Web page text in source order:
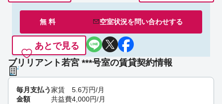
無 料 空室状況を問い合わせする
あとで見る
ブリリアント若宮 ***号室の賃貸契約情報
毎月支払う
金額
家賃 5.6万円/月
共益費4,000円/月